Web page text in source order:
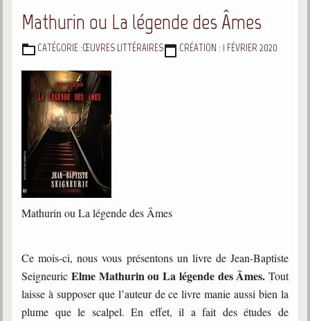
Bibliothèque spirite
Bulletins "Le Spiritisme"
Journal trimestriel
Newsletters
trimestrielles
Sujets du mois
Citations
séance d'aide spirituelle
Diaporamas
Powerpoints
Mathurin ou La légende des Âmes
DÉTAILSCATÉGORIE :ŒUVRES LITTÉRAIRES CRÉATION : 1 FÉVRIER 2020
Mathurin ou La légende des Âmes
Ce mois-ci, nous vous présentons un livre de Jean-Baptiste
Seigneuric Elme Mathurin ou La légende des Âmes. Tout
laisse à supposer que l’auteur de ce livre manie aussi bien la
plume que le scalpel. En effet, il a fait des études de